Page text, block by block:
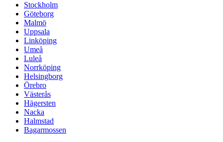
Stockholm
Göteborg
Malmö
Uppsala
Linköping
Umeå
Luleå
Norrköping
Helsingborg
Örebro
Västerås
Hägersten
Nacka
Halmstad
Bagarmossen